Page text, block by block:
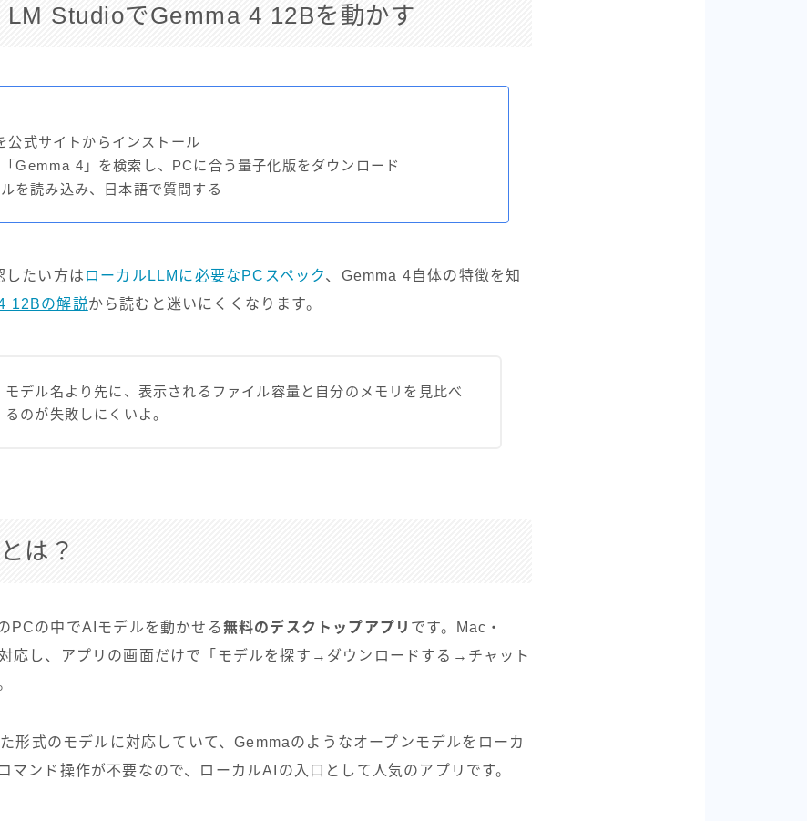
LM StudioでGemma 4 12Bを動かす
公式サイトからインストール
Gemma 4」を検索し、PCに合う量子化版をダウンロード
を読み込み、日本語で質問する
したい方は ローカルLLMに必要なPCスペック、Gemma 4自体の特徴を知
12Bの解説から読むと迷いにくくなります。
モデル名より先に、表示されるファイル容量と自分のメモリを見比べ
るのが失敗しにくいよ。
は？
PCの中でAIモデルを動かせる無料のデスクトップアプリ です。Mac・
応し、アプリの画面だけで「モデルを探す→ダウンロードする→チャット
形式のモデルに対応していて、Gemmaのようなオープンモデルをローカ
マンド操作が不要なので、ローカルAIの入口として人気のアプリです。